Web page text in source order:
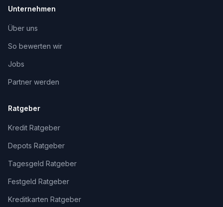
Unternehmen
Über uns
So bewerten wir
Jobs
Partner werden
Ratgeber
Kredit Ratgeber
Depots Ratgeber
Tagesgeld Ratgeber
Festgeld Ratgeber
Kreditkarten Ratgeber